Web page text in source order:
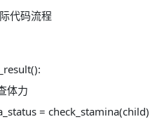
代码流程
体力
= check_stamina(child)